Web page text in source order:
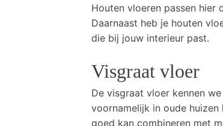
Houten vloeren passen hier
Daarnaast heb je houten
die bij jouw interieur past.
Visgraat vloer
De visgraat vloer kennen
voornamelijk in oude
goed kan combineren met